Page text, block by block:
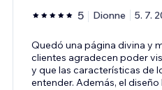
5 Dionne 5. 7.
Quedó una página divina y
clientes agradecen poder
y que las características de
entender. Además, el diseño